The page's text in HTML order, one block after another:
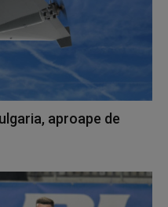
aproape de